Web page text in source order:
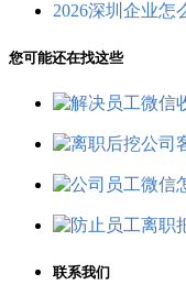
2026深圳企业怎
您可能还在找这些
联系我们